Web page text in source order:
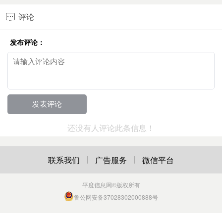
 评论
发布评论：
还没有人评论此条信息！
联系我们 广告服务 微信平台
平度信息网©版权所有
鲁公网安备37028302000888号